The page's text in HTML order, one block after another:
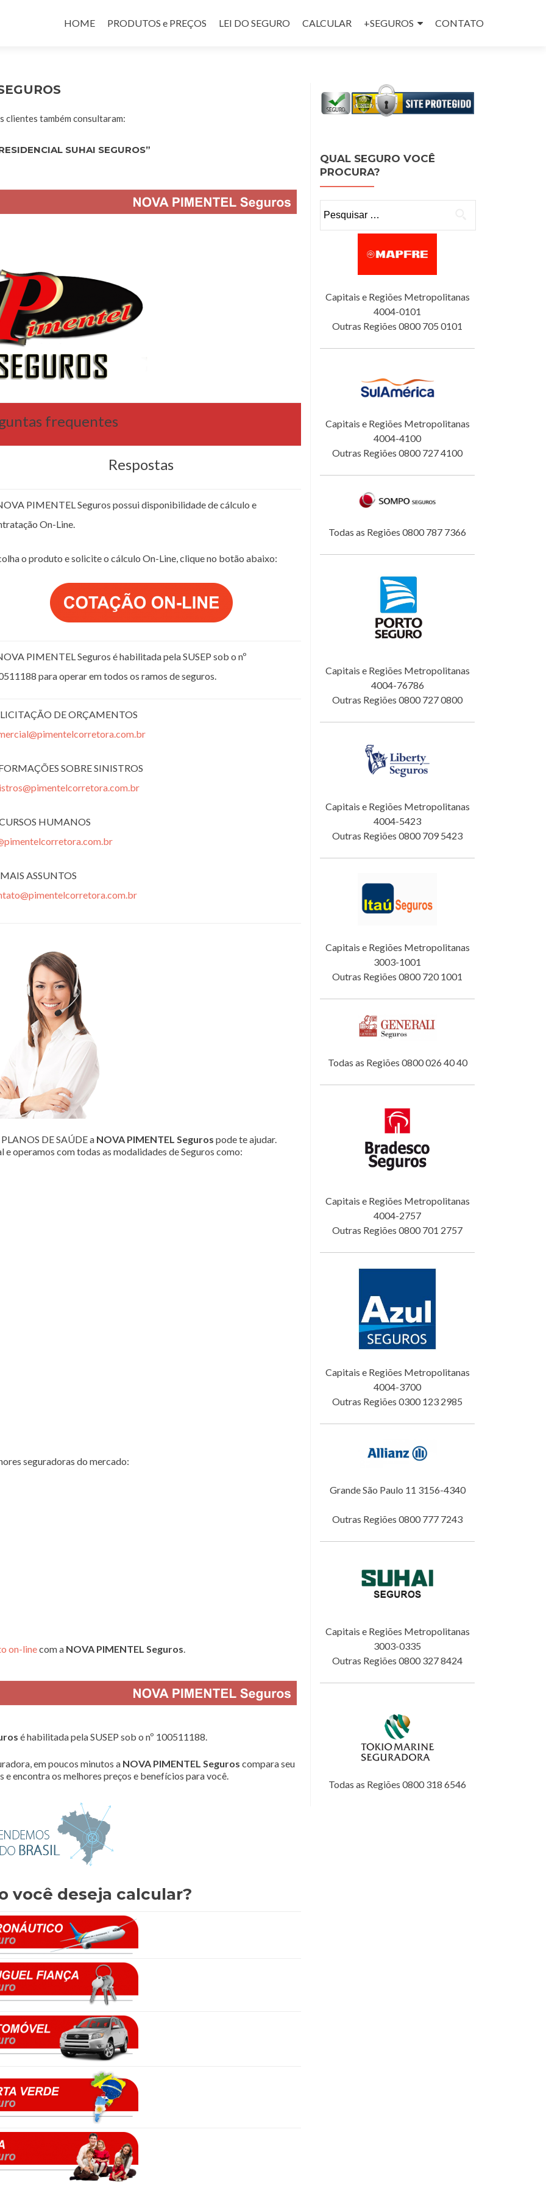
HOME
PRODUTOS e PREÇOS LEI DO SEGURO CALCULAR +SEGUROS CONTATO
clientes também consultaram:
SUHAI SEGUROS”
frequentes
Respostas
PIMENTEL Seguros possui disponibilidade de cálculo e
On-Line.
o produto e solicite o cálculo On-Line, clique no botão abaixo:
PIMENTEL Seguros é habilitada pela SUSEP sob o nº
para operar em todos os ramos de seguros.
DE ORÇAMENTOS
SOBRE SINISTROS
HUMANOS
ASSUNTOS
DE SAÚDE a NOVA PIMENTEL Seguros pode te ajudar.
operamos com todas as modalidades de Seguros como:
seguradoras do mercado:
on-linecom a NOVA PIMENTEL Seguros.
é habilitada pela SUSEP sob o nº 100511188.
em poucos minutos a NOVA PIMENTEL Seguros compara seu
e encontra os melhores preços e benefícios para você.
você deseja calcular?
QUAL SEGURO VOCÊ
PROCURA?
Capitais e Regiões Metropolitanas
4004-0101
Outras Regiões 0800 705 0101
Capitais e Regiões Metropolitanas
4004-4100
Outras Regiões 0800 727 4100
Todas as Regiões 0800 787 7366
Capitais e Regiões Metropolitanas
4004-76786
Outras Regiões 0800 727 0800
Capitais e Regiões Metropolitanas
4004-5423
Outras Regiões 0800 709 5423
Capitais e Regiões Metropolitanas
3003-1001
Outras Regiões 0800 720 1001
Todas as Regiões 0800 026 40 40
Capitais e Regiões Metropolitanas
4004-2757
Outras Regiões 0800 701 2757
Capitais e Regiões Metropolitanas
4004-3700
Outras Regiões 0300 123 2985
Grande São Paulo 11 3156-4340
Outras Regiões 0800 777 7243
Capitais e Regiões Metropolitanas
3003-0335
Outras Regiões 0800 327 8424
Todas as Regiões 0800 318 6546